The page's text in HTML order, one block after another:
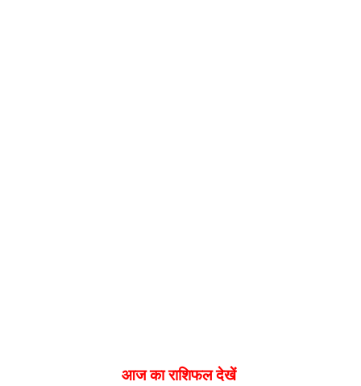
आज का राशिफल देखें